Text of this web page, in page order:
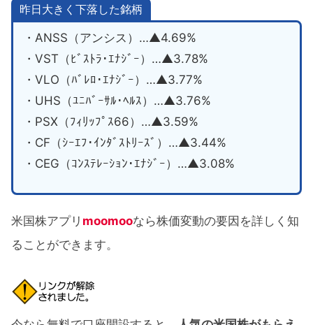
昨日大きく下落した銘柄
・ANSS（アンシス）…▲4.69%
・VST（ﾋﾞｽﾄﾗ･ｴﾅｼﾞｰ）…▲3.78%
・VLO（ﾊﾞﾚﾛ･ｴﾅｼﾞｰ）…▲3.77%
・UHS（ﾕﾆﾊﾞｰｻﾙ･ﾍﾙｽ）…▲3.76%
・PSX（ﾌｨﾘｯﾌﾟｽ66）…▲3.59%
・CF（ｼｰｴﾌ･ｲﾝﾀﾞｽﾄﾘｰｽﾞ）…▲3.44%
・CEG（ｺﾝｽﾃﾚｰｼｮﾝ･ｴﾅｼﾞｰ）…▲3.08%
米国株アプリ moomooなら株価変動の要因を詳しく知
ることができます。